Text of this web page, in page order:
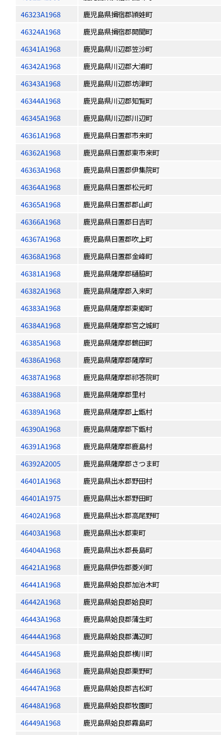
46323A1968
鹿児島県揖宿郡頴娃町
46324A1968
鹿児島県揖宿郡開聞町
46341A1968
鹿児島県川辺郡笠沙町
46342A1968
鹿児島県川辺郡大浦町
46343A1968
鹿児島県川辺郡坊津町
46344A1968
鹿児島県川辺郡知覧町
46345A1968
鹿児島県川辺郡川辺町
46361A1968
鹿児島県日置郡市来町
46362A1968
鹿児島県日置郡東市来町
46363A1968
鹿児島県日置郡伊集院町
46364A1968
鹿児島県日置郡松元町
46365A1968
鹿児島県日置郡郡山町
46366A1968
鹿児島県日置郡日吉町
46367A1968
鹿児島県日置郡吹上町
46368A1968
鹿児島県日置郡金峰町
46381A1968
鹿児島県薩摩郡樋脇町
46382A1968
鹿児島県薩摩郡入来町
46383A1968
鹿児島県薩摩郡東郷町
46384A1968
鹿児島県薩摩郡宮之城町
46385A1968
鹿児島県薩摩郡鶴田町
46386A1968
鹿児島県薩摩郡薩摩町
46387A1968
鹿児島県薩摩郡祁答院町
46388A1968
鹿児島県薩摩郡里村
46389A1968
鹿児島県薩摩郡上甑村
46390A1968
鹿児島県薩摩郡下甑村
46391A1968
鹿児島県薩摩郡鹿島村
46392A2005
鹿児島県薩摩郡さつま町
46401A1968
鹿児島県出水郡野田村
46401A1975
鹿児島県出水郡野田町
46402A1968
鹿児島県出水郡高尾野町
46403A1968
鹿児島県出水郡東町
46404A1968
鹿児島県出水郡長島町
46421A1968
鹿児島県伊佐郡菱刈町
46441A1968
鹿児島県姶良郡加治木町
46442A1968
鹿児島県姶良郡姶良町
46443A1968
鹿児島県姶良郡蒲生町
46444A1968
鹿児島県姶良郡溝辺町
46445A1968
鹿児島県姶良郡横川町
46446A1968
鹿児島県姶良郡栗野町
46447A1968
鹿児島県姶良郡吉松町
46448A1968
鹿児島県姶良郡牧園町
46449A1968
鹿児島県姶良郡霧島町